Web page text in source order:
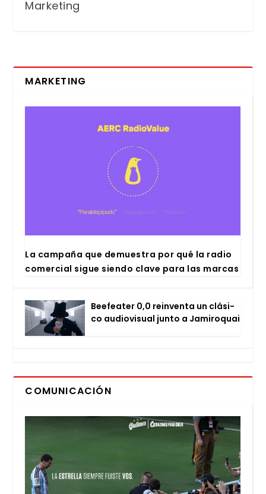
Marketing
MARKETING
La cam­pa­ña que demues­tra por qué la radio
comer­cial sigue sien­do cla­ve para las mar­cas
Bee­fea­ter 0,0 rein­ven­ta un clá­si­
co audio­vi­sual jun­to a Jami­ro­quai
COMUNICACIÓN